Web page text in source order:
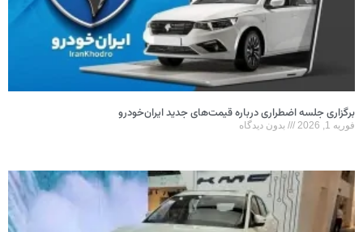
برگزاری جلسه اضطراری درباره قیمت‌های جدید ایران‌خودرو
فوریه 1, 2026 بدون دیدگاه